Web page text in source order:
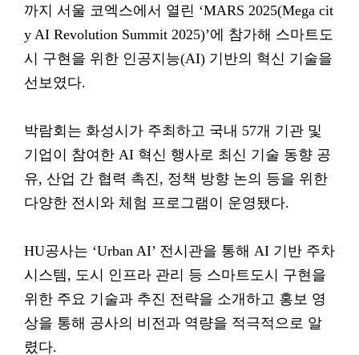
까지 서울 코엑스에서 열린 ‘MARS 2025(Mega cit
y AI Revolution Summit 2025)’에 참가해 스마트도
시 구현을 위한 인공지능(AI) 기반의 혁신 기술을
선보였다.
박람회는 화성시가 주최하고 국내 57개 기관 및
기업이 참여한 AI 혁신 행사로 최신 기술 동향 공
유, 산업 간 협력 촉진, 정책 방향 논의 등을 위한
다양한 전시와 체험 프로그램이 운영됐다.
HU공사는 ‘Urban AI’ 전시관을 통해 AI 기반 주차
시스템, 도시 인프라 관리 등 스마트도시 구현을
위한 주요 기술과 추진 전략을 소개하고 홍보 영
상을 통해 공사의 비전과 역량을 적극적으로 알
렸다.